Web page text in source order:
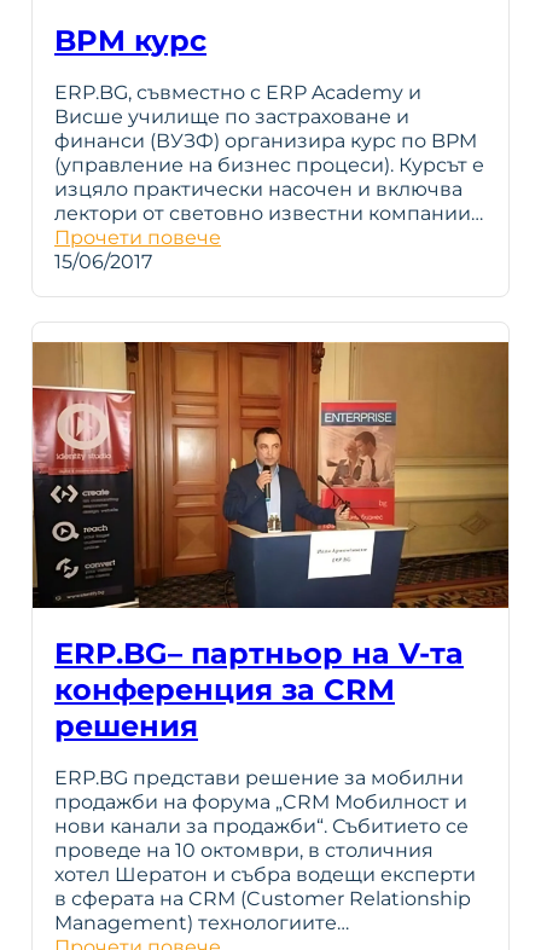
BPM курс
ERP.BG, съвместно с ERP Academy и
Висше училище по застраховане и
финанси (ВУЗФ) организира курс по BPM
(управление на бизнес процеси). Курсът е
изцяло практически насочен и включва
лектори от световно известни компании…
Прочети повече
15/06/2017
ERP.BG– партньор на V-та
конференция за CRM
решения
ERP.BG представи решение за мобилни
продажби на форума „CRM Мобилност и
нови канали за продажби“. Събитието се
проведе на 10 октомври, в столичния
хотел Шератон и събра водещи експерти
в сферата на CRM (Customer Relationship
Management) технологиите…